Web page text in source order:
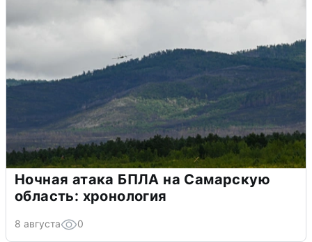
Ночная атака БПЛА на Самарскую
область: хронология
8 августа 0